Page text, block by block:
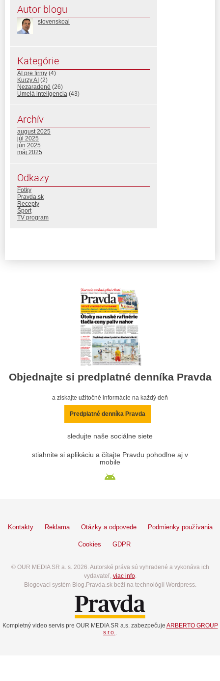
Autor blogu
slovenskoai
Kategórie
AI pre firmy (4)
Kurzy AI (2)
Nezaradené (26)
Umelá inteligencia (43)
Archív
august 2025
júl 2025
jún 2025
máj 2025
Odkazy
Fotky
Pravda.sk
Recepty
Šport
TV program
Objednajte si predplatné denníka Pravda
a získajte užitočné informácie na každý deň
Predplatné denníka Pravda
sledujte naše sociálne siete
stiahnite si aplikáciu a čítajte Pravdu pohodlne aj v
mobile
Kontakty Reklama Otázky a odpovede Podmienky používania
Cookies GDPR
© OUR MEDIA SR a. s. 2026. Autorské práva sú vyhradené a vykonáva ich
vydavateľ, viac info.
Blogovací systém Blog.Pravda.sk beží na technológií Wordpress.
Kompletný video servis pre OUR MEDIA SR a.s. zabezpečuje ARBERTO GROUP
s.r.o..